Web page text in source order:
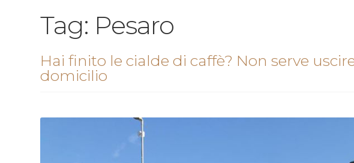
Tag: Pesaro
Hai finito le cialde di caffè? Non serve
domicilio